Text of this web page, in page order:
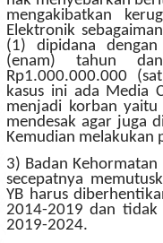
mengakibatkan
Elektronik
(1) dipidana
(enam) tahun
Rp1.000.000.000
kasus ini ada Media
menjadi korban yaitu
mendesak agar juga
Kemudian melakukan
3) Badan Kehormatan
secepatnya
YB harus
2014-2019 dan tidak
2019-2024.